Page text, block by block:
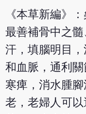
《本草新編》
最善補骨中之
汗，填腦明目
和血脈，通利
寒痺，消水腫
老，老婦人可